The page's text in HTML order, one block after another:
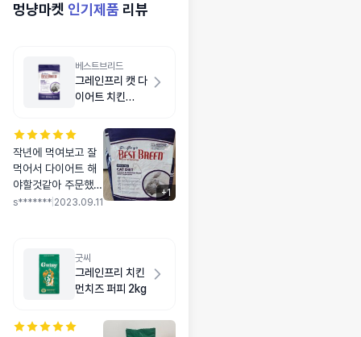
멍냥마켓 인기제품 리뷰
베스트브리드
그레인프리 캣 다
이어트 치킨
작년에 먹여보고 잘
먹어서 다이어트 해
야할것같아 주문했어
요 다이어트 사료인
s******* 2023.09.11
+1
굿씨
그레인프리 치킨
먼치즈 퍼피 2kg